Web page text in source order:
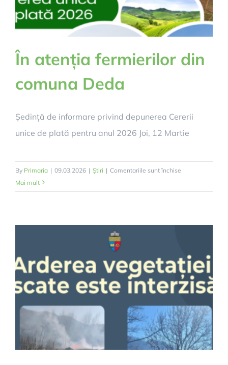
În atenția fermierilor din
comuna Deda
Ședință de informare privind depunerea Cererii
unice de plată pentru anul 2026 Joi, 12 Martie
By Primaria | 09.03.2026 | Știri | Comentariile sunt închise
atenția
Mai mult